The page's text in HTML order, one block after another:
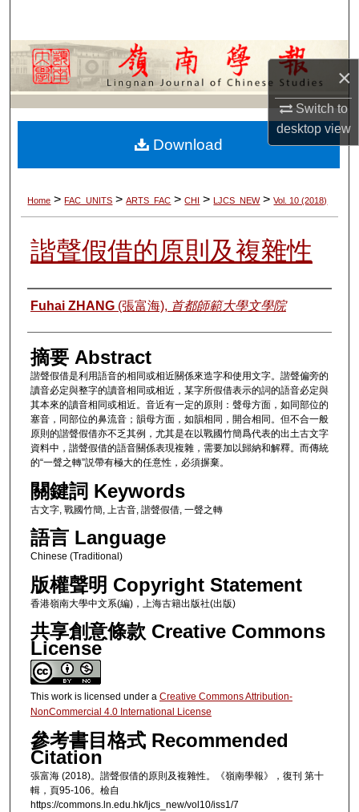
×
Switch to
desktopview
Browse Collections
My Account
About
Home > FAC_UNITS > ARTS_FAC > CHI > LJCS_NEW > Vol. 10 (2018)
諧聲假借的原則及複雜性
Authors
Fuhai ZHANG(張富海), 首都師範大學文學院
摘要 Abstract
諧聲假借是利用語音的相同或相近關係來造字和使用文字。諧聲偏旁的
讀音必定與整字的讀音相同或相近，某字所假借表示的詞的語音必定與
其本來的讀音相同或相近。音近有一定的原則：聲母方面，如同部位的
塞音，同部位的鼻流音；韻母方面，如韻相同，開合相同。但不合一般
原則的諧聲假借亦不乏其例，尤其是在以戰國竹簡爲代表的出土古文字
資料中，諧聲假借的語音關係表現複雜，需要加以歸納和解釋。而傳統
的“一聲之轉”説帶有極大的任意性，必須摒棄。
關鍵詞 Keywords
古文字, 戰國竹簡, 上古音, 諧聲假借, 一聲之轉
語言 Language
Chinese (Traditional)
版權聲明 Copyright Statement
香港嶺南大學中文系(編)，上海古籍出版社(出版)
共享創意條款 Creative Commons
License
This work is licensed under a Creative Commons Attribution-
NonCommercial 4.0 International License
參考書目格式 Recommended
Citation
張富海 (2018)。諧聲假借的原則及複雜性。《嶺南學報》，復刊 第十
輯，頁95-106。檢自
https://commons.ln.edu.hk/ljcs_new/vol10/iss1/7
Download